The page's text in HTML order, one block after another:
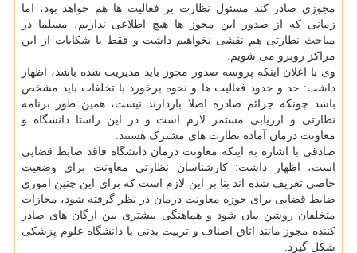
مجوزی صادر کند مسئول نظارت بر فعالیت ها هم خواهد بود، اما
زمانی که از صدور این مجوز ها هیچ اطلاعی نداریم، مسلما در
مباحث نظارتی هم نقشی نخواهیم داشت و فقط با شکایات از این
مراکز روبرو می شویم.
وی با اعلان اینکه پروسه صدور مجوز باید مدیریت شده باشد، اظهار
داشت: حد و حدود فعالیت ها و نحوه برخورد با تخلفات باید مشخص
باشد چونکه جرائم صادره اصلا بازدارند نیست، همین طور برنامه
نظارتی و ارزیابی مستمر لازم است و در این راستا دانشگاه و
معاونت درمان آماده نظارت های مشترک هستند.
صادقی با اشاره به اینکه معاونت درمان دانشگاه فاقد ضابط قضایی
است، اظهار داشت: کارشناسان نظارتی معاونت برای وضعیت
خاصی تعریف شده اند بنا بر این لازم است که برای این چنین اموری
ضابط قضایی برای حوزه معاونت درمان در نظر گرفته شود، مجازات
متخلفان روشن بیان شود و هماهنگی بیشتری بین ارگان های صادر
کننده مجوز مانند اتاق اصناف و تربیت بدنی با دانشگاه علوم پزشکی
شکل گیرد.